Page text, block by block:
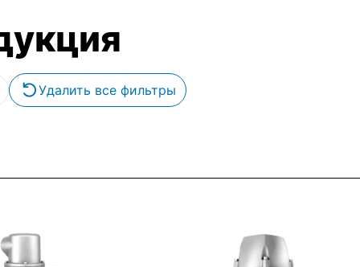
Удалить все фильтры